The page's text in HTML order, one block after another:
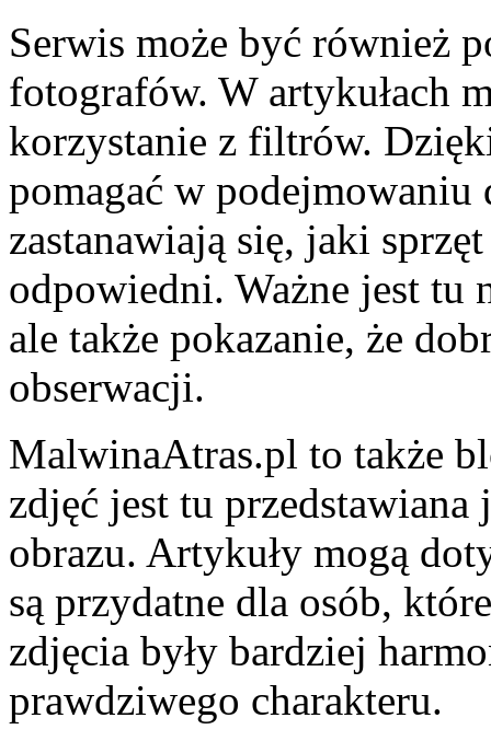
Serwis może być również
fotografów. W artykułach
korzystanie z filtrów.
pomagać w
zastanawiają się, jaki
odpowiedni. Ważne jest
ale także pokazanie, że
obserwacji.
MalwinaAtras.pl to także
zdjęć jest tu
obrazu. Artykuły mogą
są przydatne dla osób,
zdjęcia były bardziej
prawdziwego charakteru.